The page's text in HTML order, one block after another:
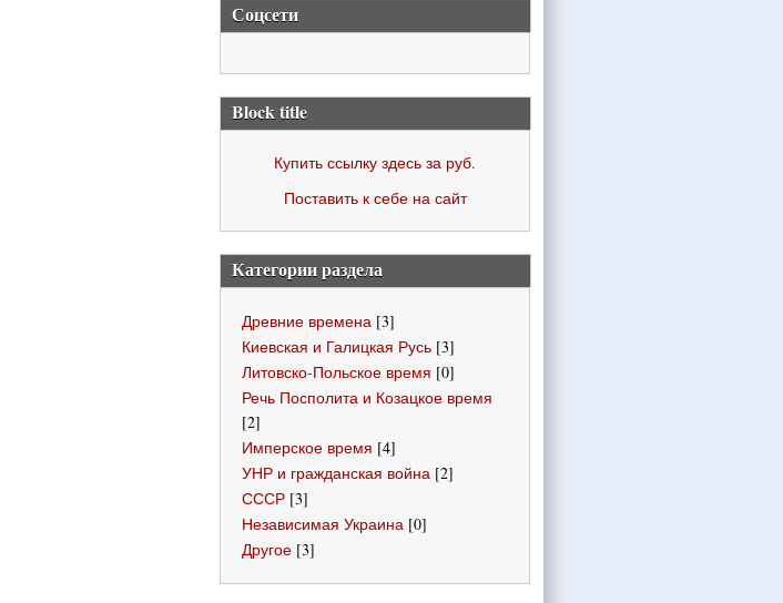
Соцсети
Block title
Купить ссылку здесь за руб.
Поставить к себе на сайт
Категории раздела
Древние времена [3]
Киевская и Галицкая Русь [3]
Литовско-Польское время [0]
Речь Посполита и Козацкое время
[2]
Имперское время [4]
УНР и гражданская война [2]
СССР [3]
Независимая Украина [0]
Другое [3]